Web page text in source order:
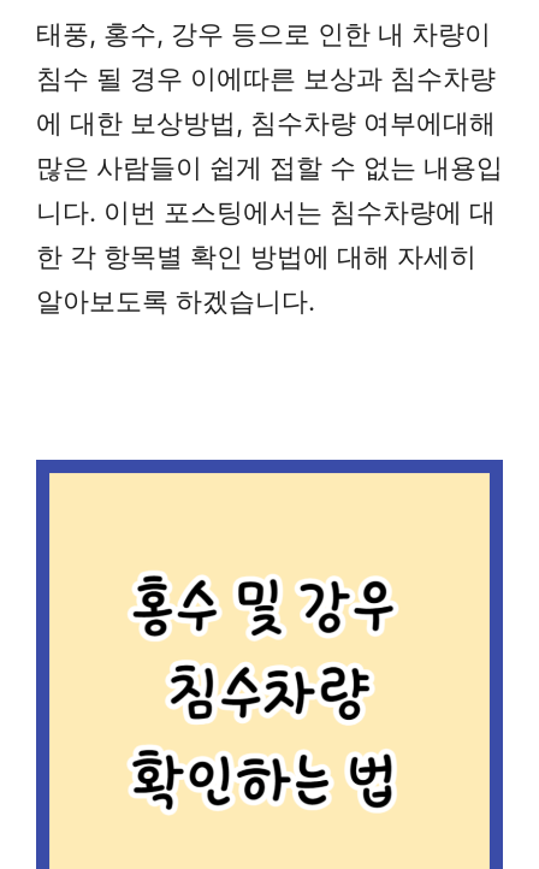
태풍, 홍수, 강우 등으로 인한 내 차량이
침수 될 경우 이에따른 보상과 침수차량
에 대한 보상방법, 침수차량 여부에대해
많은 사람들이 쉽게 접할 수 없는 내용입
니다. 이번 포스팅에서는 침수차량에 대
한 각 항목별 확인 방법에 대해 자세히
알아보도록 하겠습니다.